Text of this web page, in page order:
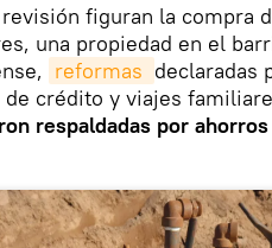
figuran la compra
una propiedad en el
reformas declaradas
crédito y viajes
respaldadas por